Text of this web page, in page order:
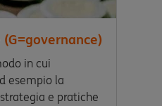
(G=governance)
in cui
esempio la
e pratiche